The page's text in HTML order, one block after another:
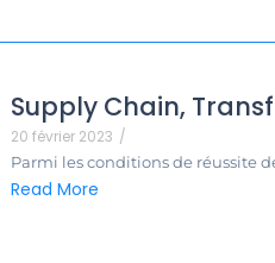
Supply Chain,
20 février 2023 /
Parmi les conditions de réussite
Read More